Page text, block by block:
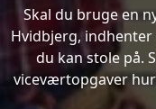
Skal du bruge en
Hvidbjerg,
du kan stole på.
viceværtopgaver